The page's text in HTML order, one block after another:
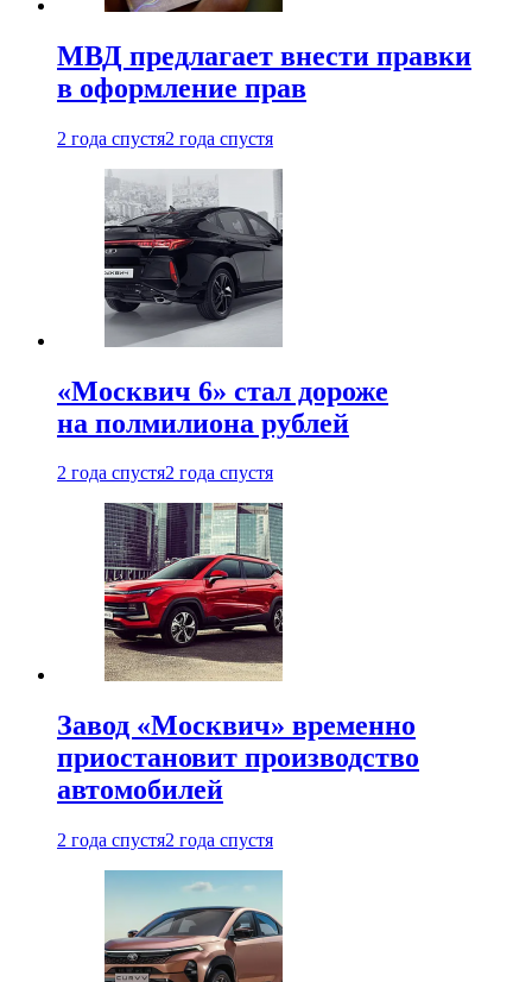
МВД предлагает внести правки
в оформление прав
2 года спустя2 года спустя
«Москвич 6» стал дороже
на полмилиона рублей
2 года спустя2 года спустя
Завод «Москвич» временно
приостановит производство
автомобилей
2 года спустя2 года спустя